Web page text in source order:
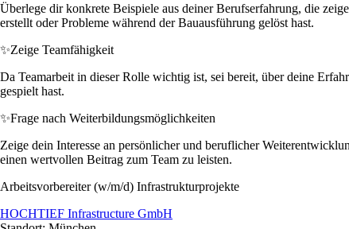
Überlege dir konkrete Beispiele aus deiner Berufserfahrung, die
erstellt oder Probleme während der Bauausführung gelöst hast.
✨Zeige Teamfähigkeit
Da Teamarbeit in dieser Rolle wichtig ist, sei bereit, über deine
gespielt hast.
✨Frage nach Weiterbildungsmöglichkeiten
Zeige dein Interesse an persönlicher und beruflicher
einen wertvollen Beitrag zum Team zu leisten.
Arbeitsvorbereiter (w/m/d) Infrastrukturprojekte
HOCHTIEF Infrastructure GmbH